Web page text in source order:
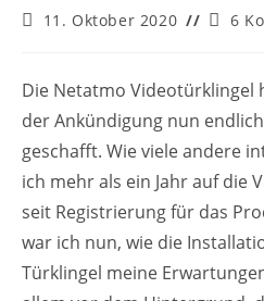
Beitrag
11. Oktober 2020 6
Die Netatmo Videotürklingel
der Ankündigung nun
geschafft. Wie viele andere
ich mehr als ein Jahr auf die
seit Registrierung für das
war ich nun, wie die
Türklingel meine